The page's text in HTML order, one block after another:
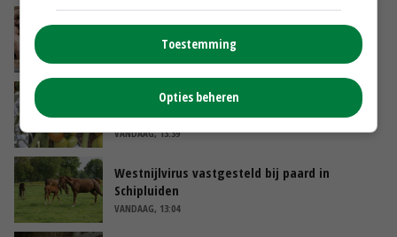
Tönnies pleit voor vaste varkensprijs voor
periode van zes maanden
Nederlands project versterkt Iraakse
groentetelers
VANDAAG, 13:39
Westnijlvirus vastgesteld bij paard in
Schipluiden
VANDAAG, 13:04
Toestemming
Opties beheren